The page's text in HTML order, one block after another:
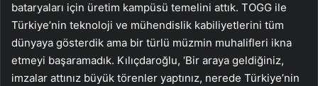
bataryaları için üretim kampüsü temelini attık. TOGG ile
Türkiye’nin teknoloji ve mühendislik kabiliyetlerini tüm
dünyaya gösterdik ama bir türlü müzmin muhalifleri ikna
etmeyi başaramadık. Kılıçdaroğlu, ‘Bir araya geldiğiniz,
imzalar attınız büyük törenler yaptınız, nerede Türkiye’nin